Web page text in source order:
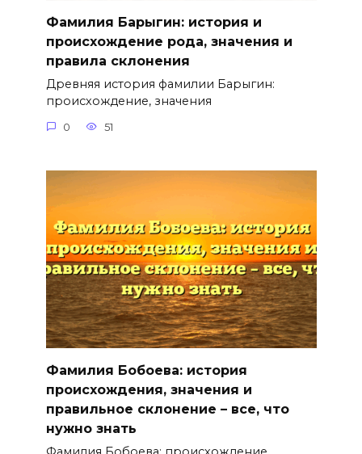
Фамилия Барыгин: история и
происхождение рода, значения и
правила склонения
Древняя история фамилии Барыгин:
происхождение, значения
0 51
Фамилия Бобоева: история
происхождения, значения и
правильное склонение – все, что
нужно знать